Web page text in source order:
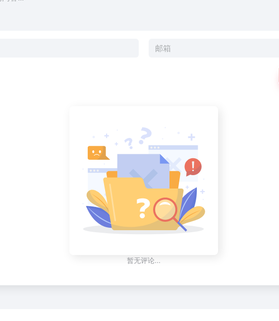
暂无评论...